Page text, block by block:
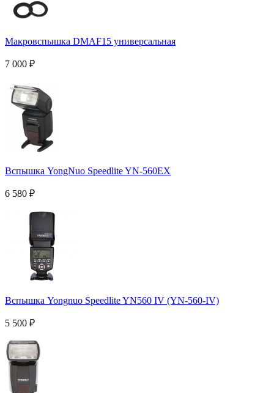
Макровспышка DMAF15 универсальная
7 000 ₽
Вспышка YongNuo Speedlite YN-560EX
6 580 ₽
Вспышка Yongnuo Speedlite YN560 IV (YN-560-IV)
5 500 ₽